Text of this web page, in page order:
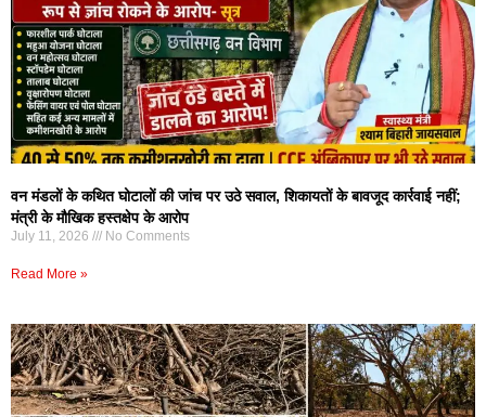
वन मंडलों के कथित घोटालों की जांच पर उठे सवाल, शिकायतों के बावजूद कार्रवाई नहीं;
मंत्री के मौखिक हस्तक्षेप के आरोप
July 11, 2026 No Comments
Read More »